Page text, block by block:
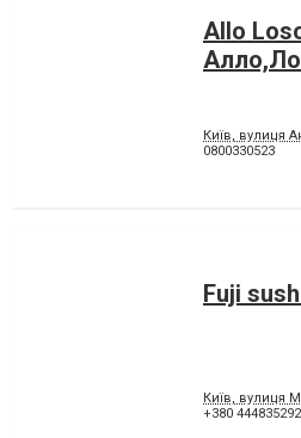
Allo
Київ, вулиця
0800330523
Fuji
Київ, вулиця
+380 444835292